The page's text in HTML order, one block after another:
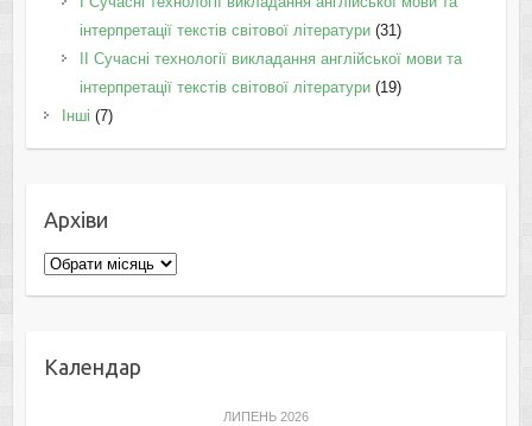
інтерпретації текстів світової літератури(31)
II Cучасні технології викладання англійської мови та
інтерпретації текстів світової літератури(19)
Інші (7)
Архіви
Архіви
Календар
ЛИПЕНЬ 2026